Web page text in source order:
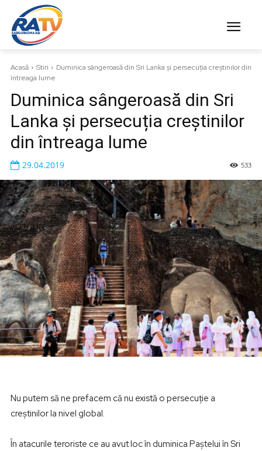
Acasă Stiri
Duminica sângeroasă din Sri Lanka și persecuția creștinilor din
întreaga lume
Duminica sângeroasă din Sri
Lanka și persecuția creștinilor
din întreaga lume
533
29.04.2019
Nu putem să ne prefacem că nu există o persecuție a
creștinilor la nivel global.
În atacurile teroriste ce au avut loc în duminica Paștelui în Sri